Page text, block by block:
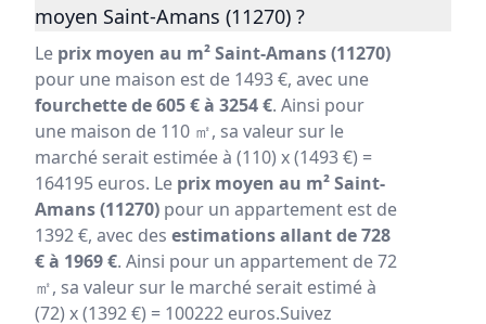
moyen Saint-Amans (11270) ?
Le prix moyen au m² Saint-Amans (11270)
pour une maison est de 1493 €, avec une
fourchette de 605 € à 3254 €. Ainsi pour
une maison de 110 ㎡, sa valeur sur le
marché serait estimée à (110) x (1493 €) =
164195 euros. Le prix moyen au m² Saint-
Amans (11270) pour un appartement est de
1392 €, avec des estimations allant de 728
€ à 1969 €. Ainsi pour un appartement de 72
㎡, sa valeur sur le marché serait estimé à
(72) x (1392 €) = 100222 euros.Suivez